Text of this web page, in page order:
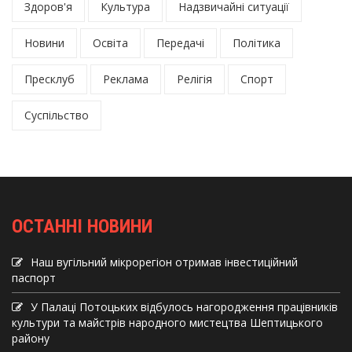
Здоров'я Культура Надзвичайні ситуації
Новини Освіта Передачі Політика
Пресклуб Реклама Релігія Спорт
Суспільство
ОСТАННІ НОВИНИ
Наш вугільний мікрорегіон отримав інвеcтиційний
паспорт
У Палаці Потоцьких відбулось нагородження працівників
культури та майстрів народного мистецтва Шептицького
району